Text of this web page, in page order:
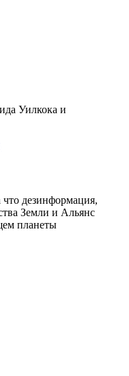
Уилкока и
дезинформация,
Земли и Альянс
планеты